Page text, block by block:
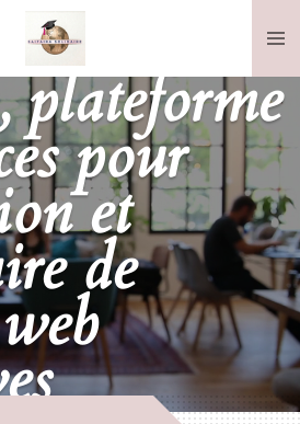
plateforme
pour
et
de